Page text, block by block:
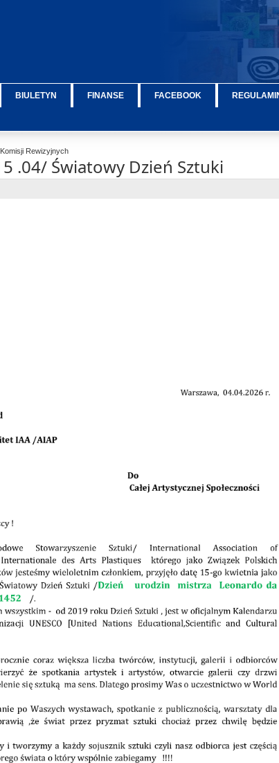
BIULETYN FINANSE FACEBOOK
Rewizyjnych
.04/ Światowy Dzień Sztuki